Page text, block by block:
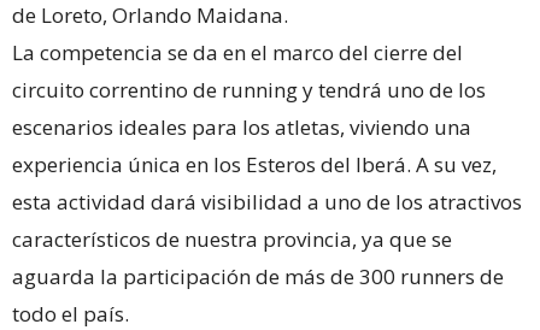
de Loreto, Orlando Maidana.
La competencia se da en el marco del cierre del
circuito correntino de running y tendrá uno de los
escenarios ideales para los atletas, viviendo una
experiencia única en los Esteros del Iberá. A su vez,
esta actividad dará visibilidad a uno de los atractivos
característicos de nuestra provincia, ya que se
aguarda la participación de más de 300 runners de
todo el país.